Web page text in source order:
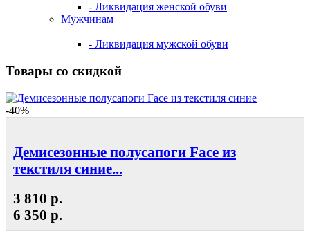
- Ликвидация женской обуви
Мужчинам
- Ликвидация мужской обуви
Товары со скидкой
-40%
Демисезонные полусапоги Face из
текстиля синие...
3 810 р.
6 350 р.